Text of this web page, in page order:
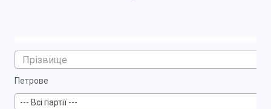
Петрове
--- Всі партії ---